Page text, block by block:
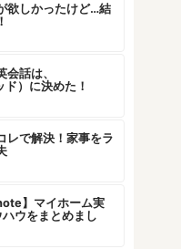
欲しかったけど…結
会話は、
）に決めた！
レで解決！家事をラ
】マイホーム実
ウをまとめまし